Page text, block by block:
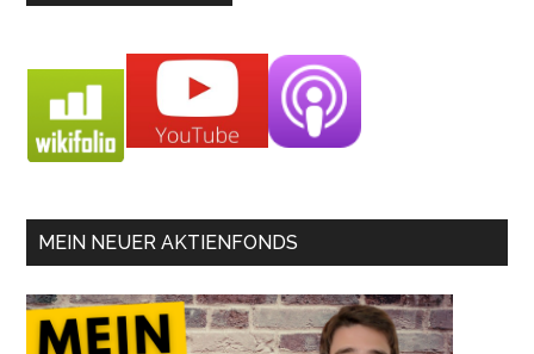
MEIN NEUER AKTIENFONDS